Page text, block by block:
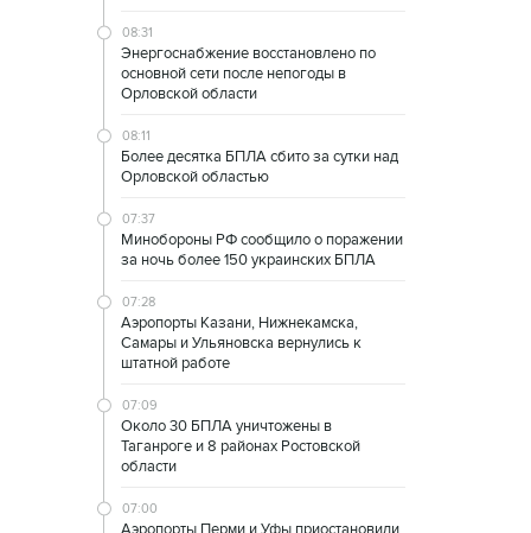
08:31
Энергоснабжение восстановлено по
основной сети после непогоды в
Орловской области
08:11
Более десятка БПЛА сбито за сутки над
Орловской областью
07:37
Минобороны РФ сообщило о поражении
за ночь более 150 украинских БПЛА
07:28
Аэропорты Казани, Нижнекамска,
Самары и Ульяновска вернулись к
штатной работе
07:09
Около 30 БПЛА уничтожены в
Таганроге и 8 районах Ростовской
области
07:00
Аэропорты Перми и Уфы приостановили